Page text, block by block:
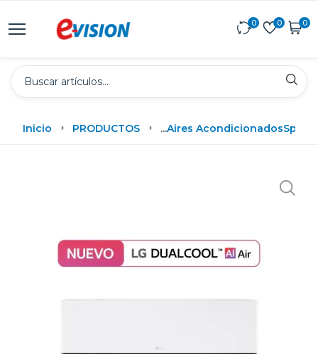
0 0 0
Inicio PRODUCTOS ...Aires AcondicionadosSplit